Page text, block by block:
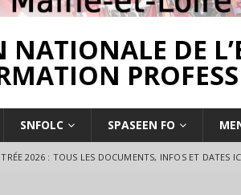
NATIONALE DE
SNFOLC SPASEEN FO
2026 : TOUS LES DOCUMENTS, INFOS ET DATES